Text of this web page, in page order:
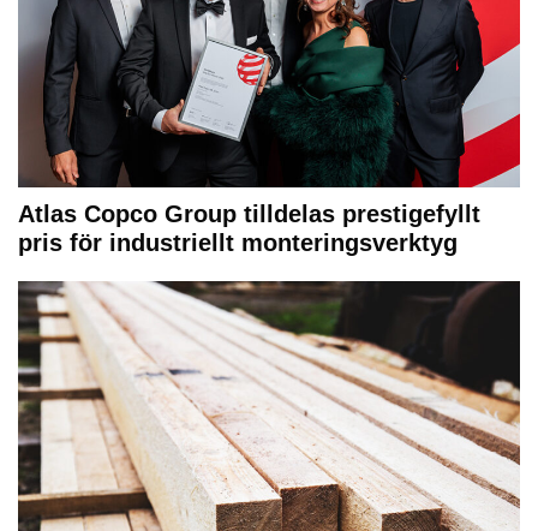
Atlas Copco Group tilldelas prestigefyllt
pris för industriellt monteringsverktyg